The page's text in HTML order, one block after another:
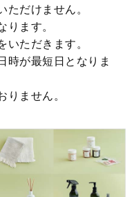
だけません。
ます。
いただきます。
時が最短日となりま
りません。